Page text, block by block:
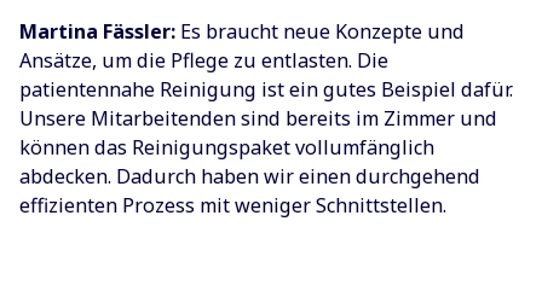
Martina Fässler: Es braucht neue Konzepte und
Ansätze, um die Pflege zu entlasten. Die
patientennahe Reinigung ist ein gutes Beispiel dafür.
Unsere Mitarbeitenden sind bereits im Zimmer und
können das Reinigungspaket vollumfänglich
abdecken. Dadurch haben wir einen durchgehend
effizienten Prozess mit weniger Schnittstellen.